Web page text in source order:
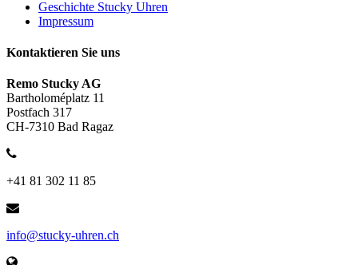
Geschichte Stucky Uhren
Impressum
Kontaktieren Sie uns
Remo Stucky AG
Bartholoméplatz 11
Postfach 317
CH-7310 Bad Ragaz
+41 81 302 11 85
info@stucky-uhren.ch